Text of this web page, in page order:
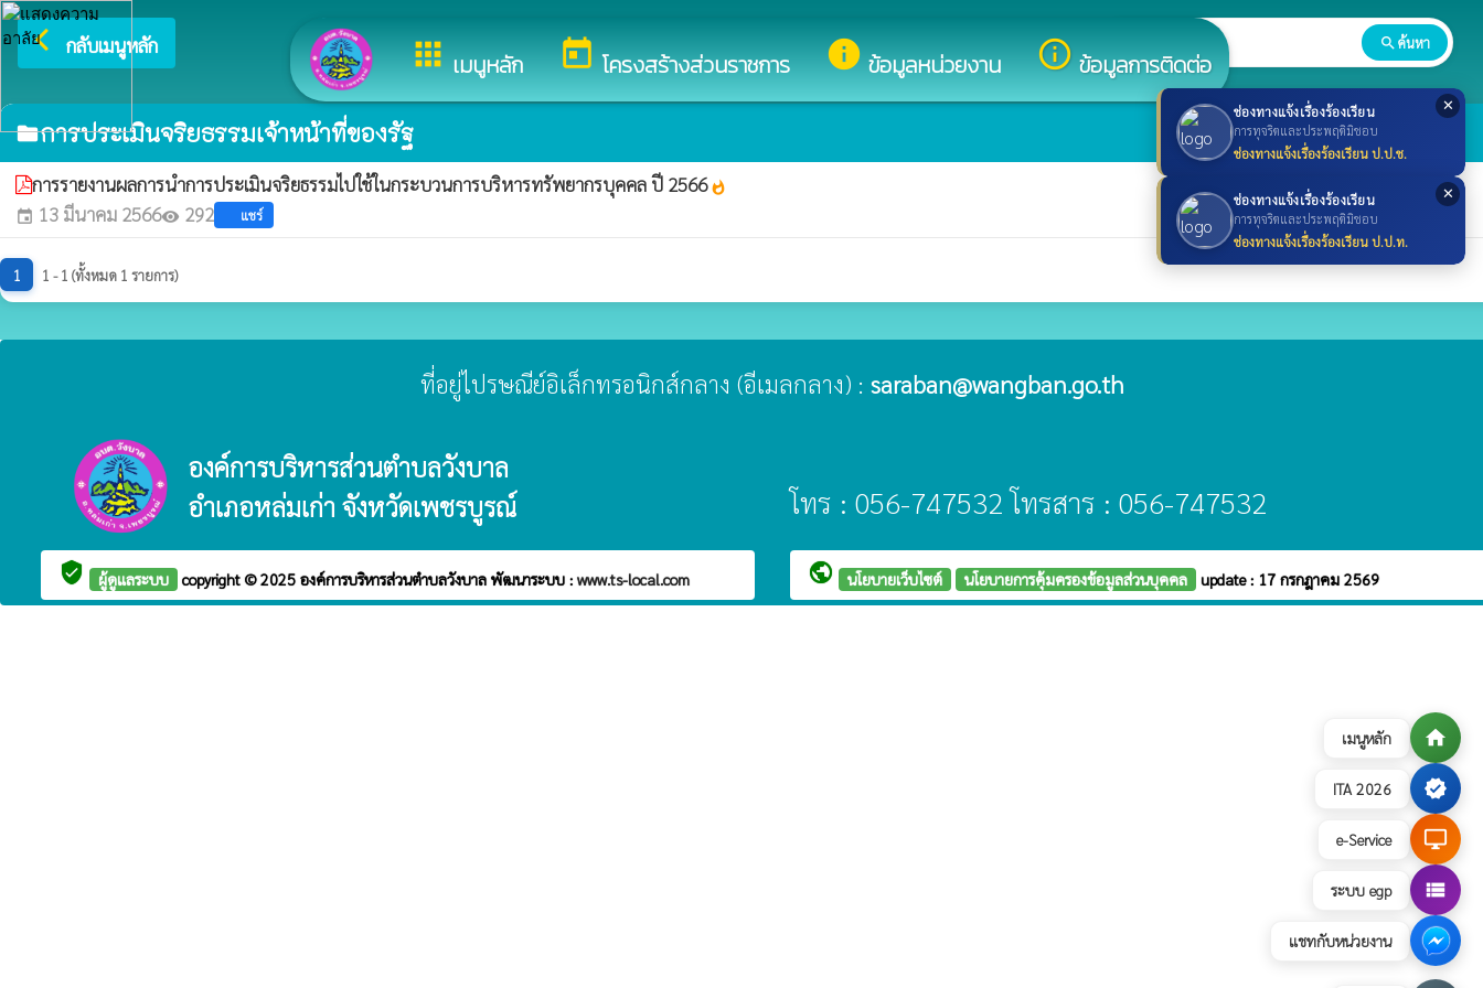
เมนูหลัก home
ITA 2026 verified
e-Service desktop_windows
ระบบ egp view_list
แชทกับหน่วยงาน
✕
ช่องทางแจ้งเรื่องร้องเรียน
การทุจริตและประพฤติมิชอบ
ช่องทางแจ้งเรื่องร้องเรียน ป.ป.ช.
✕
ช่องทางแจ้งเรื่องร้องเรียน
การทุจริตและประพฤติมิชอบ
ช่องทางแจ้งเรื่องร้องเรียน ป.ป.ท.
apps เมนูหลัก todayโครงสร้างส่วนราชการ infoข้อมูลหน่วยงาน info_outlineข้อมูลการติดต่อ
arrow_back_ios กลับเมนูหลัก ยินดีต้อนรับสู่เว็บไซต์ของ องค์การบริหารส่วนตำบลวังบาล search ค้นหา
folderการประเมินจริยธรรมเจ้าหน้าที่ของรัฐ
การรายงานผลการนำการประเมินจริยธรรมไปใช้ในกระบวนการบริหารทรัพยากรบุคคล ปี 2566whatshot
event 13 มีนาคม 2566visibility 292 แชร์
1 1 - 1 (ทั้งหมด 1 รายการ)
ที่อยู่ไปรษณีย์อิเล็กทรอนิกส์กลาง (อีเมลกลาง) : saraban@wangban.go.th
องค์การบริหารส่วนตำบลวังบาล
อำเภอหล่มเก่า จังหวัดเพชรบูรณ์
โทร : 056-747532 โทรสาร : 056-747532
verified_user ผู้ดูแลระบบ copyright © 2025 องค์การบริหารส่วนตำบลวังบาล พัฒนาระบบ : www.ts-local.com public นโยบายเว็บไซต์ นโยบายการคุ้มครองข้อมูลส่วนบุคคล update : 17 กรกฎาคม 2569